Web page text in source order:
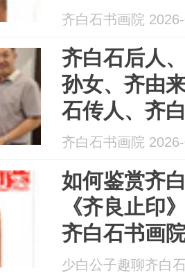
周发布
齐白石书画院
齐白石后人
孙女、齐由
石传人、齐
良芷弟子-汤
《齐由来画
齐白石书画院
如何鉴赏齐
《齐良止印
齐白石书画
发周发布
少白公子趣聊齐白